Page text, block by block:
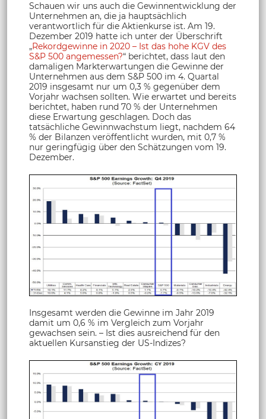
Schauen wir uns auch die Gewinnentwicklung der
Unternehmen an, die ja hauptsächlich
verantwortlich für die Aktienkurse ist. Am 19.
Dezember 2019 hatte ich unter der Überschrift
„Rekordgewinne in 2020 – Ist das hohe KGV des
S&P 500 angemessen?“ berichtet, dass laut den
damaligen Markterwartungen die Gewinne der
Unternehmen aus dem S&P 500 im 4. Quartal
2019 insgesamt nur um 0,3 % gegenüber dem
Vorjahr wachsen sollten. Wie erwartet und bereits
berichtet, haben rund 70 % der Unternehmen
diese Erwartung geschlagen. Doch das
tatsächliche Gewinnwachstum liegt, nachdem 64
% der Bilanzen veröffentlicht wurden, mit 0,7 %
nur geringfügig über den Schätzungen vom 19.
Dezember.
Insgesamt werden die Gewinne im Jahr 2019
damit um 0,6 % im Vergleich zum Vorjahr
gewachsen sein. – Ist dies ausreichend für den
aktuellen Kursanstieg der US-Indizes?